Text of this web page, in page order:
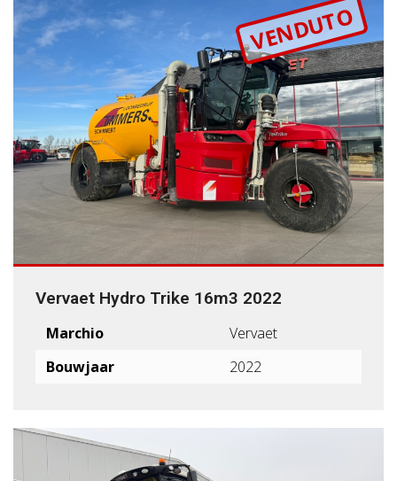
VENDUTO
Vervaet Hydro Trike 16m3 2022
Marchio
Vervaet
Bouwjaar
2022